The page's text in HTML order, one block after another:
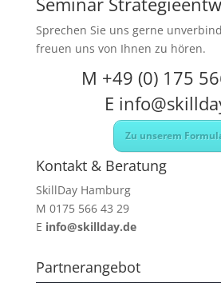
Sprechen Sie uns gerne
freuen uns von Ihnen zu hören.
M +49 (0) 175
E
Zu unserem
Kontakt & Beratung
SkillDay Hamburg
M 0175 566 43 29
E info@skillday.de
Partnerangebot